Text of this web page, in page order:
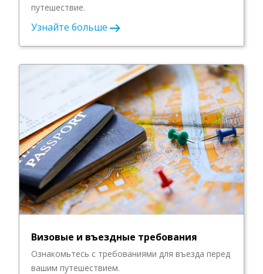
путешествие.
Узнайте больше
Визовые и въездные требования
Ознакомьтесь с требованиями для въезда перед
вашим путешествием.